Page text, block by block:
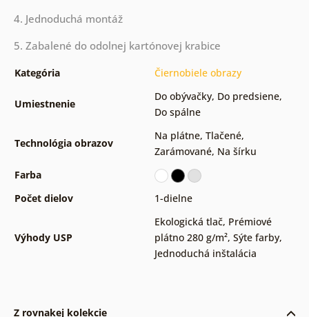
4. Jednoduchá montáž
5. Zabalené do odolnej kartónovej krabice
Kategória Čiernobiele obrazy
Umiestnenie
Do obývačky, Do predsiene,
Do spálne
Technológia obrazov
Na plátne, Tlačené,
Zarámované, Na šírku
Farba
Počet dielov
1-dielne
Výhody USP
Ekologická tlač, Prémiové
plátno 280 g/m², Sýte farby,
Jednoduchá inštalácia
Z rovnakej kolekcie